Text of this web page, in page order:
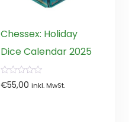
Chessex: Holiday
Dice Calendar 2025
0
von
€55,00 inkl. MwSt.